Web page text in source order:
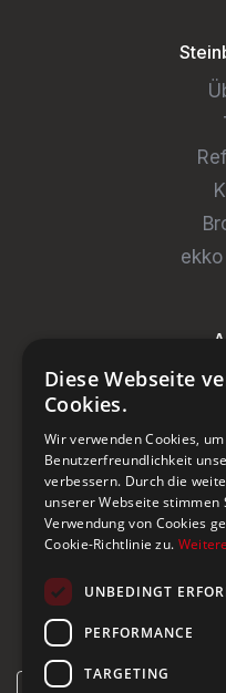
CH-
+41
Diese Webseite
Cookies.
Wir verwenden Cookies,
Benutzerfreundlichkeit
verbessern. Durch die
unserer Webseite stimmen
Verwendung von Cookies
Cookie-Richtlinie zu.
UNBEDINGT
PERFORMANCE
TARGETING